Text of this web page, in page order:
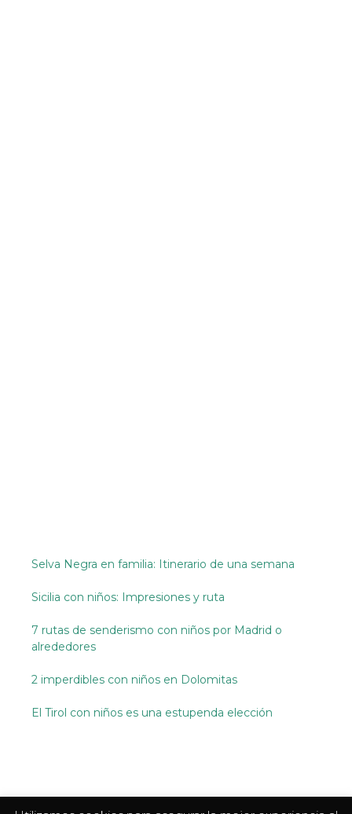
Selva Negra en familia: Itinerario de una semana
Sicilia con niños: Impresiones y ruta
7 rutas de senderismo con niños por Madrid o
alrededores
2 imperdibles con niños en Dolomitas
El Tirol con niños es una estupenda elección